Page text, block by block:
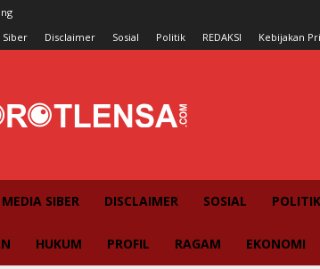
Siber
Disclaimer Sosial Politik REDAKSI Kebijakan
SIBER DISCLAIMER SOSIAL POLITIK
HUKUM PROFIL RAGAM EKONOMI